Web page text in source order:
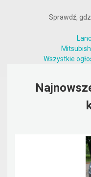
Sprawdź,
Wszystkie